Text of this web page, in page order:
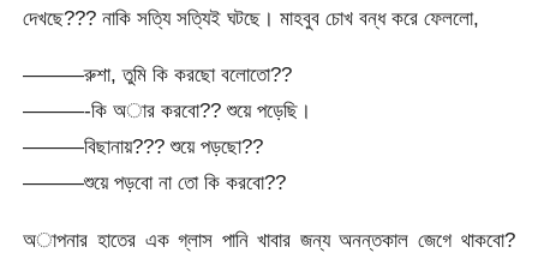
দেখছে??? নাকি সত্যি সত্যিই ঘটছে। মাহবুব চোখ বন্ধ করে ফেললো,
———রুশা, তুমি কি করছো বলোতো??
———-কি অার করবো?? শুয়ে পড়েছি।
———বিছানায়??? শুয়ে পড়ছো??
———শুয়ে পড়বো না তো কি করবো??
অাপনার হাতের এক গ্লাস পানি খাবার জন্য অনন্তকাল জেগে থাকবো?